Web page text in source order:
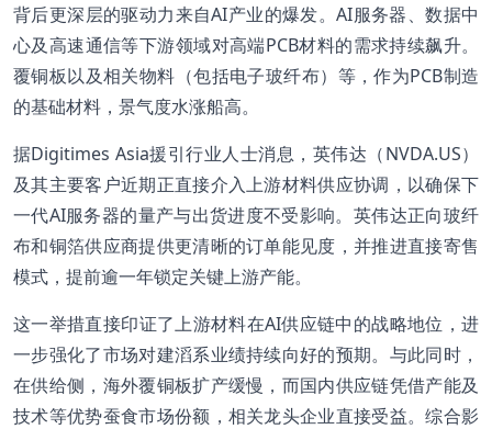
背后更深层的驱动力来自AI产业的爆发。AI服务器、数据中
心及高速通信等下游领域对高端PCB材料的需求持续飙升。
覆铜板以及相关物料（包括电子玻纤布）等，作为PCB制造
的基础材料，景气度水涨船高。
据Digitimes Asia援引行业人士消息，英伟达（NVDA.US）
及其主要客户近期正直接介入上游材料供应协调，以确保下
一代AI服务器的量产与出货进度不受影响。英伟达正向玻纤
布和铜箔供应商提供更清晰的订单能见度，并推进直接寄售
模式，提前逾一年锁定关键上游产能。
这一举措直接印证了上游材料在AI供应链中的战略地位，进
一步强化了市场对建滔系业绩持续向好的预期。与此同时，
在供给侧，海外覆铜板扩产缓慢，而国内供应链凭借产能及
技术等优势蚕食市场份额，相关龙头企业直接受益。综合影